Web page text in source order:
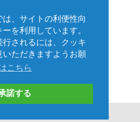
、サイトの利便性向
を利用しています。
されるには、クッキ
ただきますようお願
こちら
諾する
ご利用規約
バシーポリシー
プロダクト)
海外拠点